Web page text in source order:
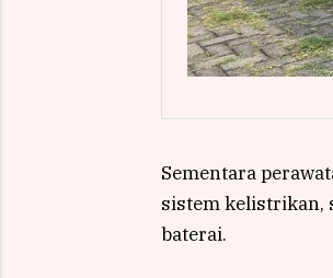
Sementara
sistem kelistrikan,
baterai.